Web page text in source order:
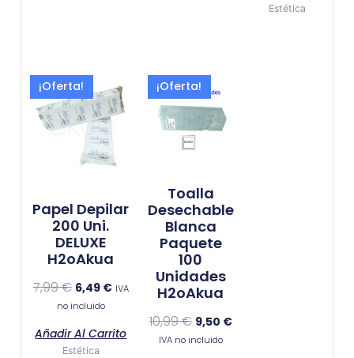
Estética
¡Oferta!
Papel Depilar
200 Uni.
DELUXE
H2oAkua
7,99€
El
precio
original
era:
7,99 €.
6,49 €
El
precio
actual
IVA
no incluido
Añadir Al Carrito
Estética
¡Oferta!
Toalla
Desechable
Blanca
Paquete
100
Unidades
H2oAkua
10,99€
El
precio
original
era:
10,99 €.
9,50 €
IVA no incluido